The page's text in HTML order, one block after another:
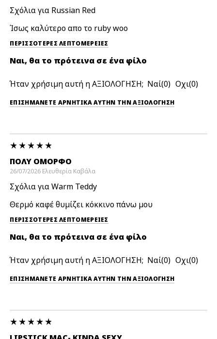
Σχόλια για Russian Red
Ίσως καλύτερο απο το ruby woo
ΠΕΡΙΣΣΌΤΕΡΕΣ ΛΕΠΤΟΜΈΡΕΙΕΣ
Ναι, θα το πρότεινα σε ένα φίλο
Ήταν χρήσιμη αυτή η ΑΞΙΟΛΟΓΗΣΗ; 0 0
ΕΠΙΣΗΜΆΝΕΤΕ ΑΡΝΗΤΙΚΆ ΑΥΤΉΝ ΤΗΝ ΑΞΙΟΛΟΓΗΣΗ
ΠΟΛΎ ΌΜΟΡΦΟ
26/07/2026 Ελευθερία Καβάλα
Σχόλια για Warm Teddy
Θερμό καφέ θυμίζει κόκκινο πάνω μου
ΠΕΡΙΣΣΌΤΕΡΕΣ ΛΕΠΤΟΜΈΡΕΙΕΣ
Ναι, θα το πρότεινα σε ένα φίλο
Ήταν χρήσιμη αυτή η ΑΞΙΟΛΟΓΗΣΗ; 0 0
ΕΠΙΣΗΜΆΝΕΤΕ ΑΡΝΗΤΙΚΆ ΑΥΤΉΝ ΤΗΝ ΑΞΙΟΛΟΓΗΣΗ